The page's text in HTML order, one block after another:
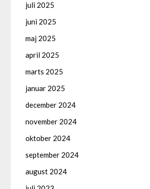
juli 2025
juni 2025
maj 2025
april 2025
marts 2025
januar 2025
december 2024
november 2024
oktober 2024
september 2024
august 2024